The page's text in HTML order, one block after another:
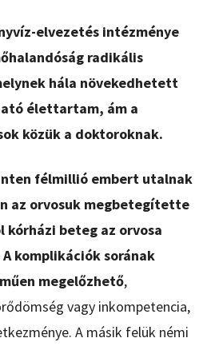
elvezetés intézménye
radikális
hála növekedhetett
élettartam, ám a
közük a doktoroknak.
félmillió embert utalnak
az orvosuk megbetegítette
kórházi beteg az orvosa
komplikációk sorának
megelőzhető,
vagy inkompetencia,
A másik felük némi